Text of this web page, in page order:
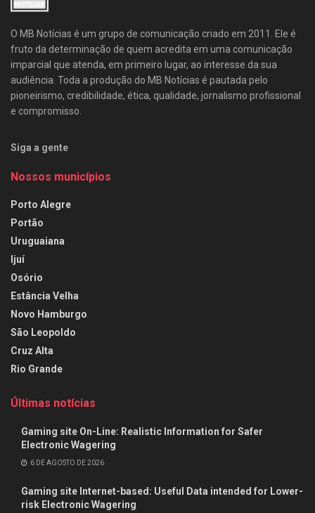
O MB Notícias é um grupo de comunicação criado em 2011. Ele é
fruto da determinação de quem acredita em uma comunicação
imparcial que atenda, em primeiro lugar, ao interesse da sua
audiência. Toda a produção do MB Notícias é pautada pelo
pioneirismo, credibilidade, ética, qualidade, jornalismo profissional
e compromisso.
Siga a gente
Nossos municípios
Porto Alegre
Portão
Uruguaiana
Ijuí
Osório
Estância Velha
Novo Hamburgo
São Leopoldo
Cruz Alta
Rio Grande
Últimas notícias
Gaming site On-Line: Realistic Information for Safer
Electronic Wagering
6 DE AGOSTO DE 2026
Gaming site Internet-based: Useful Data intended for Lower-
risk Electronic Wagering